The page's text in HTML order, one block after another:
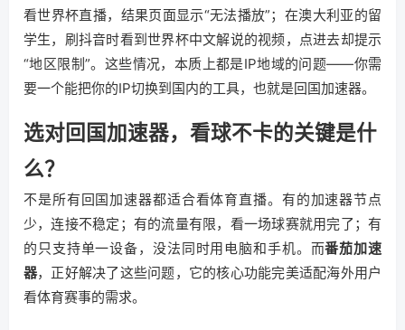
看世界杯直播，结果页面显示“无法播放”；在澳大利亚的留
学生，刷抖音时看到世界杯中文解说的视频，点进去却提示
“地区限制”。这些情况，本质上都是IP地域的问题——你需
要一个能把你的IP切换到国内的工具，也就是回国加速器。
选对回国加速器，看球不卡的关键是什
么？
不是所有回国加速器都适合看体育直播。有的加速器节点
少，连接不稳定；有的流量有限，看一场球赛就用完了；有
的只支持单一设备，没法同时用电脑和手机。而番茄加速
器，正好解决了这些问题，它的核心功能完美适配海外用户
看体育赛事的需求。